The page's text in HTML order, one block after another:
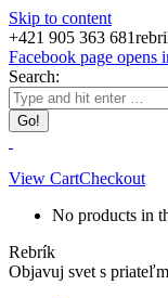
Skip to content
+421 905 363 681
Facebook page
Search:
View CartCheckout
No products in
Rebrík
Objavuj svet s